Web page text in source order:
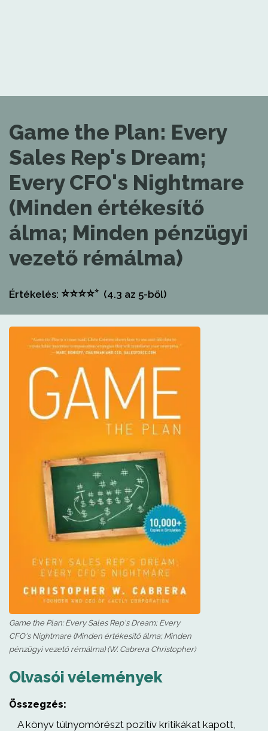
Game the Plan: Every
Sales Rep's Dream;
Every CFO's Nightmare
(Minden értékesítő
álma; Minden pénzügyi
vezető rémálma)
Értékelés: ⭐⭐⭐⭐⭐ (4.3 az 5-ből)
Game the Plan: Every Sales Rep's Dream; Every
CFO's Nightmare (Minden értékesítő álma; Minden
pénzügyi vezető rémálma) (W. Cabrera Christopher)
Olvasói vélemények
Összegzés:
A könyv túlnyomórészt pozitív kritikákat kapott,